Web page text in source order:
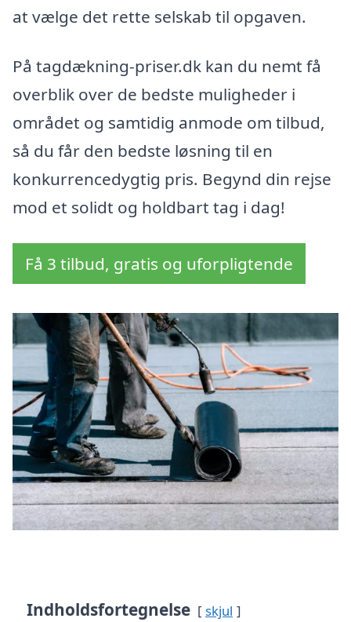
at vælge det rette selskab til opgaven.
På tagdækning-priser.dk kan du nemt få
overblik over de bedste muligheder i
området og samtidig anmode om tilbud,
så du får den bedste løsning til en
konkurrencedygtig pris. Begynd din rejse
mod et solidt og holdbart tag i dag!
Få 3 tilbud, gratis og uforpligtende
Indholdsfortegnelse skjul